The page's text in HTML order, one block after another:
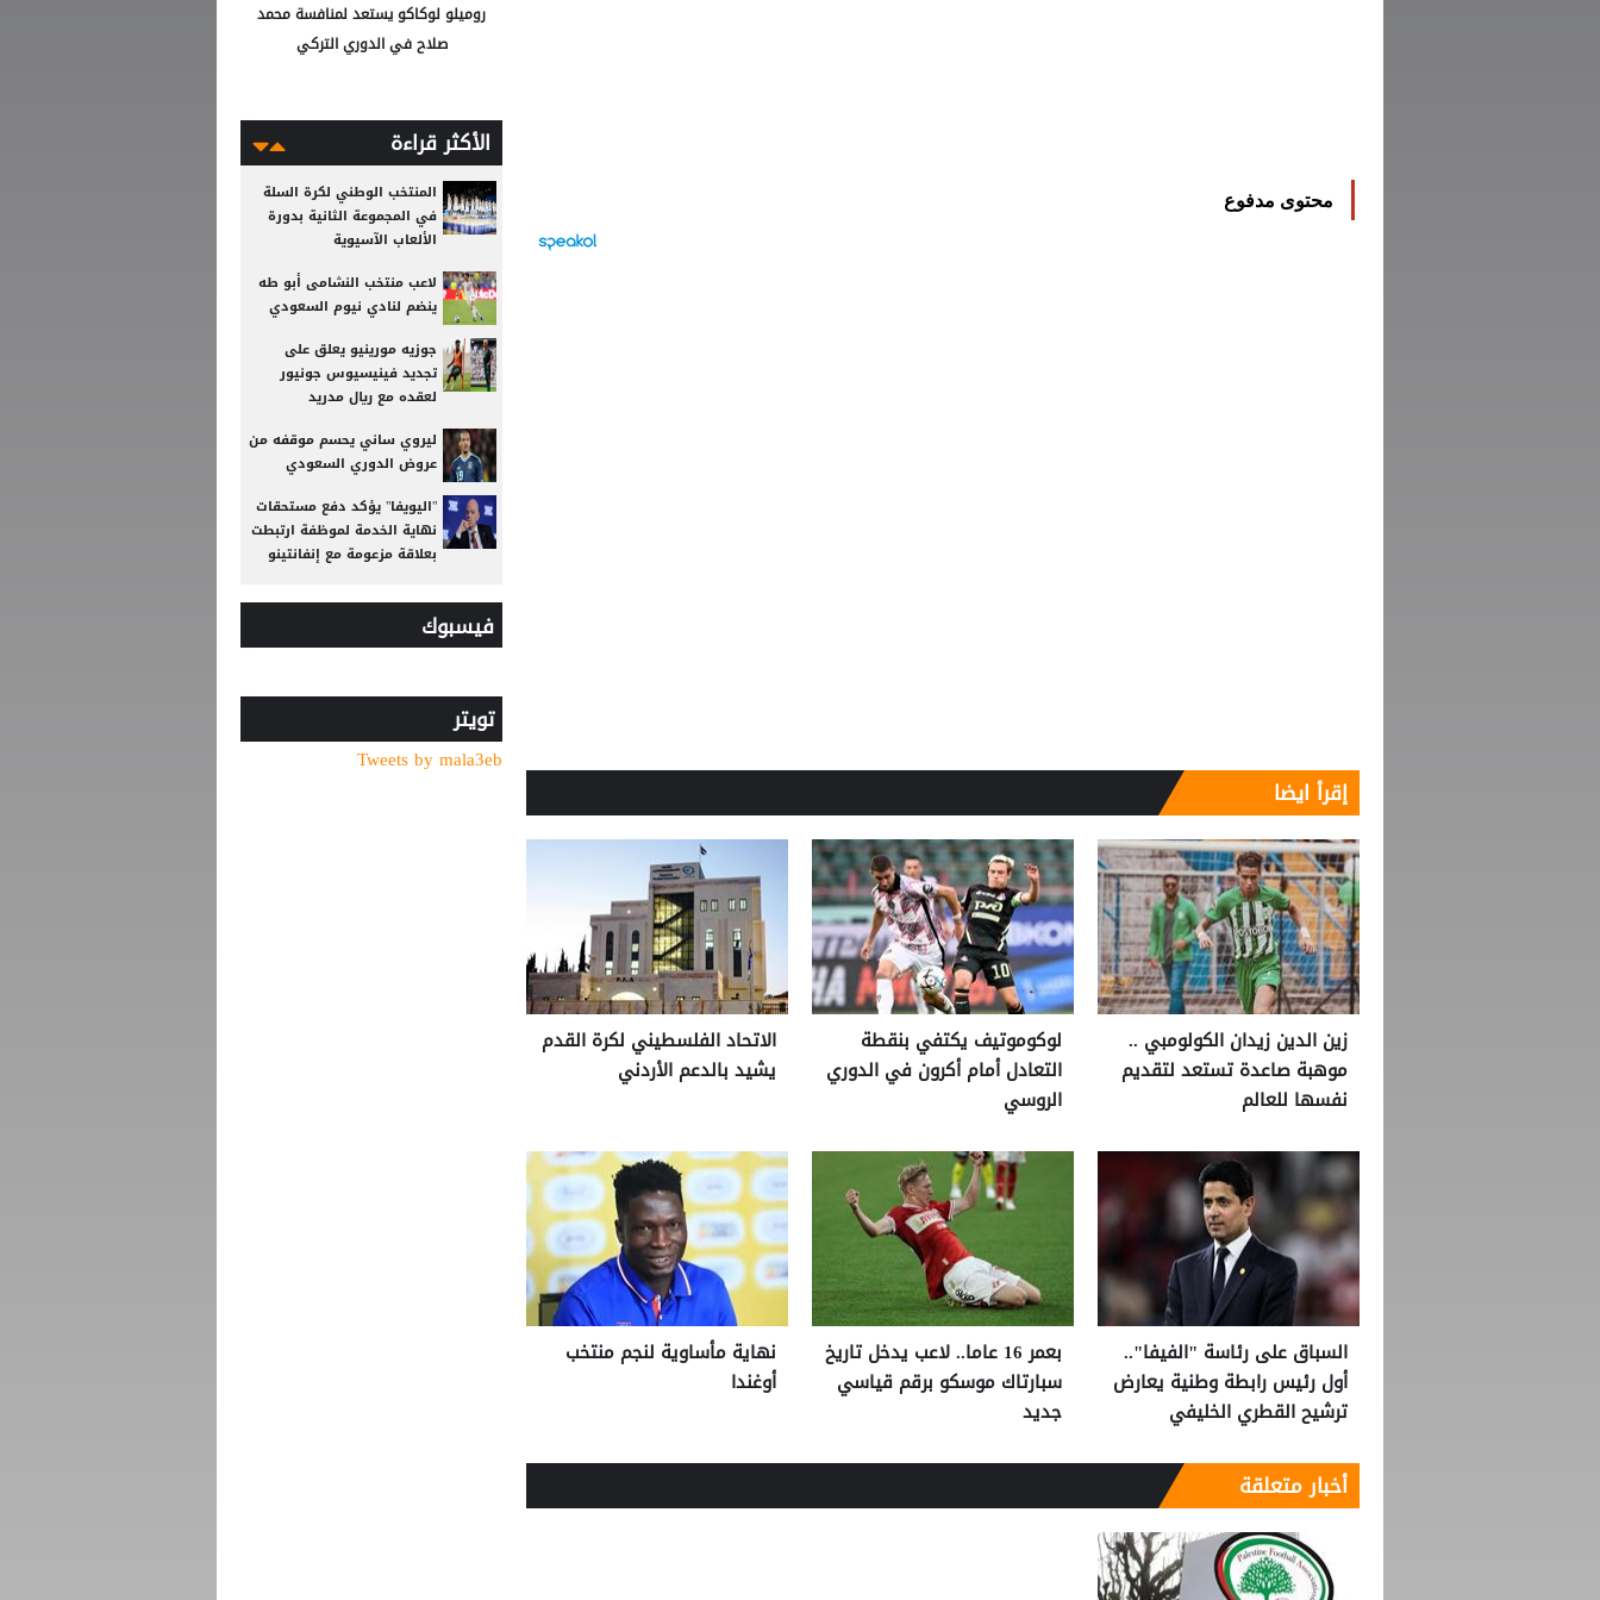
محتوى مدفوع
إقرأ ايضا
زين الدين زيدان الكولومبي ..
موهبة صاعدة تستعد لتقديم
نفسها للعالم
لوكوموتيف يكتفي بنقطة
التعادل أمام أكرون في الدوري
الروسي
الاتحاد الفلسطيني لكرة القدم
يشيد بالدعم الأردني
السباق على رئاسة "الفيفا"..
أول رئيس رابطة وطنية يعارض
ترشيح القطري الخليفي
بعمر 16 عاما.. لاعب يدخل تاريخ
سبارتاك موسكو برقم قياسي
جديد
نهاية مأساوية لنجم منتخب
أوغندا
أخبار متعلقة
روميلو لوكاكو يستعد لمنافسة محمد
صلاح في الدوري التركي
الأكثر قراءة
المنتخب الوطني لكرة السلة
في المجموعة الثانية بدورة
الألعاب الآسيوية
لاعب منتخب النشامى أبو طه
ينضم لنادي نيوم السعودي
جوزيه مورينيو يعلق على
تجديد فينيسيوس جونيور
لعقده مع ريال مدريد
ليروي ساني يحسم موقفه من
عروض الدوري السعودي
"اليويفا" يؤكد دفع مستحقات
نهاية الخدمة لموظفة ارتبطت
بعلاقة مزعومة مع إنفانتينو
والفيصلي مبكرًا برسالة نارية
افتتاح دورة "سبارتاكياد
فيسبوك
تويتر
Tweets by mala3eb